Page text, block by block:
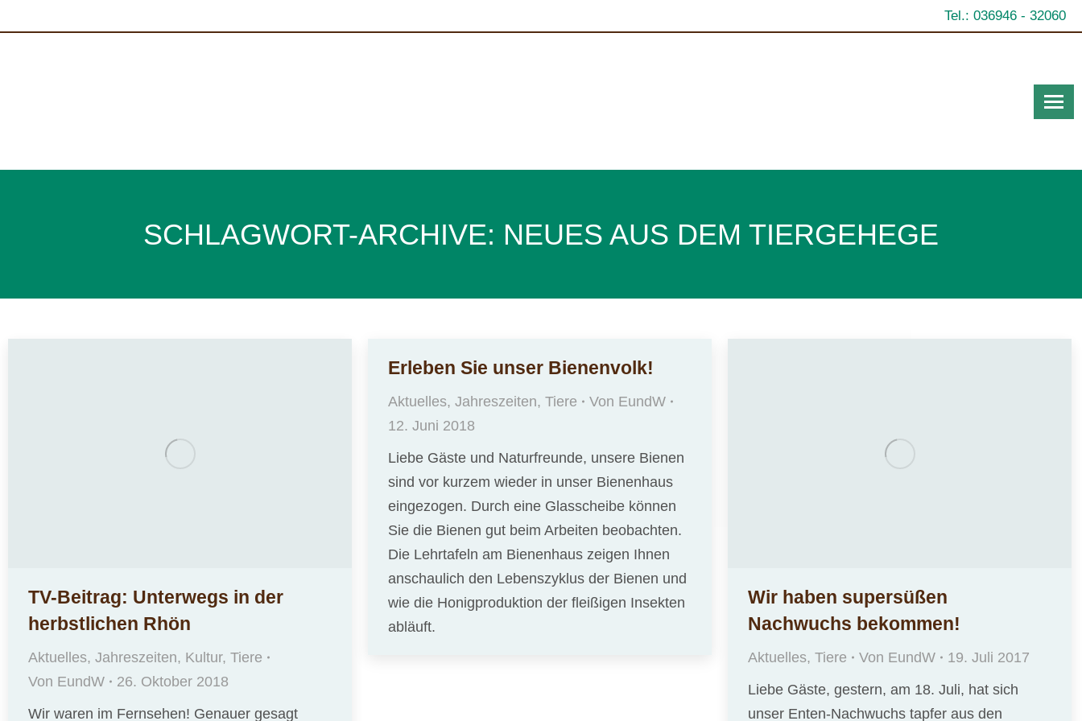
Tel.: 036946 - 32060
SCHLAGWORT-ARCHIVE: NEUES AUS DEM TIERGEHEGE
TV-Beitrag: Unterwegs in der
herbstlichen Rhön
Aktuelles, Jahreszeiten, Kultur, Tiere
Von EundW
26. Oktober 2018
Wir waren im Fernsehen! Genauer gesagt
Erleben Sie unser Bienenvolk!
Aktuelles, Jahreszeiten, Tiere Von EundW
12. Juni 2018
Liebe Gäste und Naturfreunde, unsere Bienen
sind vor kurzem wieder in unser Bienenhaus
eingezogen. Durch eine Glasscheibe können
Sie die Bienen gut beim Arbeiten beobachten.
Die Lehrtafeln am Bienenhaus zeigen Ihnen
anschaulich den Lebenszyklus der Bienen und
wie die Honigproduktion der fleißigen Insekten
abläuft.
Wir haben supersüßen
Nachwuchs bekommen!
Aktuelles, Tiere Von EundW
19. Juli 2017
Liebe Gäste, gestern, am 18. Juli, hat sich
unser Enten-Nachwuchs tapfer aus den